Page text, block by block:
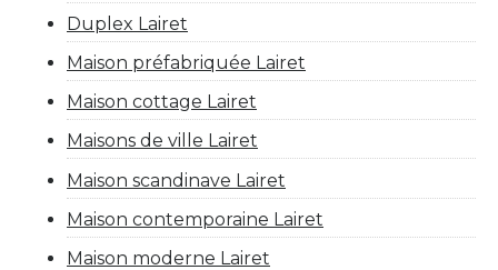
Duplex Lairet
Maison préfabriquée Lairet
Maison cottage Lairet
Maisons de ville Lairet
Maison scandinave Lairet
Maison contemporaine Lairet
Maison moderne Lairet